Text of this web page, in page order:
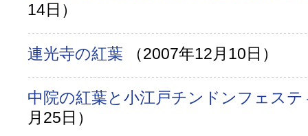
14日）
連光寺の紅葉 （2007年12月10日）
中院の紅葉と小江戸チンドンフェス
月25日）